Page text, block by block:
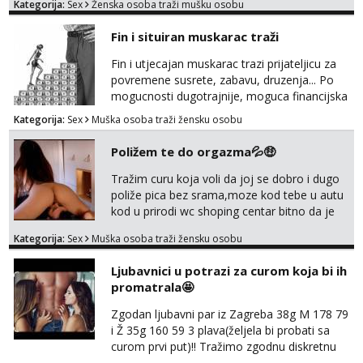
na sexdater link i javi mi se tamo....
Kategorija: Sex Ženska osoba traži mušku osobu
Fin i situiran muskarac traži
Fin i utjecajan muskarac trazi prijateljicu za
povremene susrete, zabavu, druzenja... Po
mogucnosti dugotrajnije, moguca financijska
potpora!
Kategorija: Sex Muška osoba traži žensku osobu
Poližem te do orgazma💦🤑
Tražim curu koja voli da joj se dobro i dugo
poliže pica bez srama,moze kod tebe u autu
kod u prirodi wc shoping centar bitno da je
jer nisam solo. Zgodan sam i diskretan,sliku
za brz dogovor Kontakt 0958759047
Kategorija: Sex Muška osoba traži žensku osobu
Ljubavnici u potrazi za curom koja bi ih
promatrala🤩
Zgodan ljubavni par iz Zagreba 38g M 178 79
i Ž 35g 160 59 3 plava(željela bi probati sa
curom prvi put)!! Tražimo zgodnu diskretnu